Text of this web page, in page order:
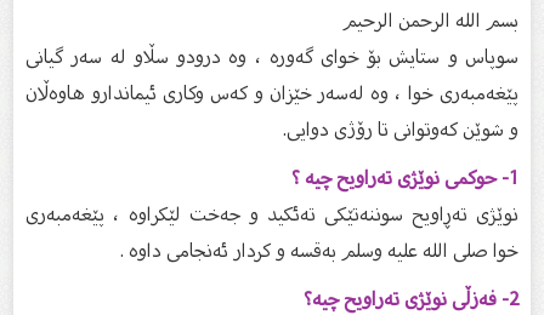
بسم الله الرحمن الرحیم
سوپاس و ستایش بۆ خواى گەورە ، وە درودو سڵاو لە سەر گیانى
پێغەمبەرى خوا ، وە لەسەر خێزان و كەس وكارى ئیماندارو هاوەڵان
و شوێن كەوتوانى تا رۆژى دوایى.
نوێژی تەڕاویح سوننەتێكی تەئكید و جەخت لێكراوە ، پێغه‌مبه‌ری
خوا صلی الله علیه‌ وسلم به‌قسه‌ و كردار ئه‌نجامی داوه‌ .